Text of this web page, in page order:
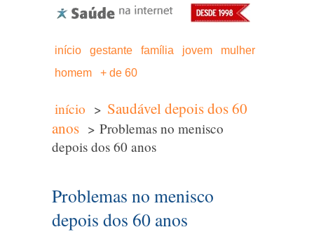
início gestante família jovem
mulher
homem
+ de 60
início > Saudável depois dos 60
anos > Problemas no menisco
depois dos 60 anos
Problemas no menisco
depois dos 60 anos